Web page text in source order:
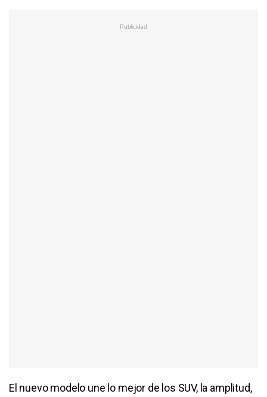
El nuevo modelo une lo mejor de los SUV, la amplitud,